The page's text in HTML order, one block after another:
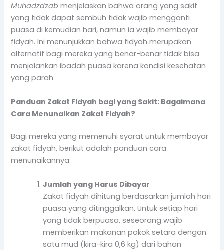
Muhadzdzab menjelaskan bahwa orang yang sakit
yang tidak dapat sembuh tidak wajib mengganti
puasa di kemudian hari, namun ia wajib membayar
fidyah. Ini menunjukkan bahwa fidyah merupakan
alternatif bagi mereka yang benar-benar tidak bisa
menjalankan ibadah puasa karena kondisi kesehatan
yang parah.
Panduan Zakat Fidyah bagi yang Sakit: Bagaimana
Cara Menunaikan Zakat Fidyah?
Bagi mereka yang memenuhi syarat untuk membayar
zakat fidyah, berikut adalah panduan cara
menunaikannya:
Jumlah yang Harus Dibayar
Zakat fidyah dihitung berdasarkan jumlah hari
puasa yang ditinggalkan. Untuk setiap hari
yang tidak berpuasa, seseorang wajib
memberikan makanan pokok setara dengan
satu mud (kira-kira 0,6 kg) dari bahan